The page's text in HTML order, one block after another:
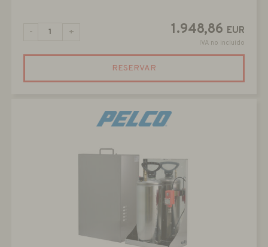
1.948,86 EUR
IVA no incluido
- +
RESERVAR